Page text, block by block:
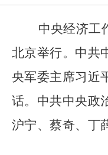
中央经济工
北京举行。中共
央军委主席习近
话。中共中央政
沪宁、蔡奇、丁